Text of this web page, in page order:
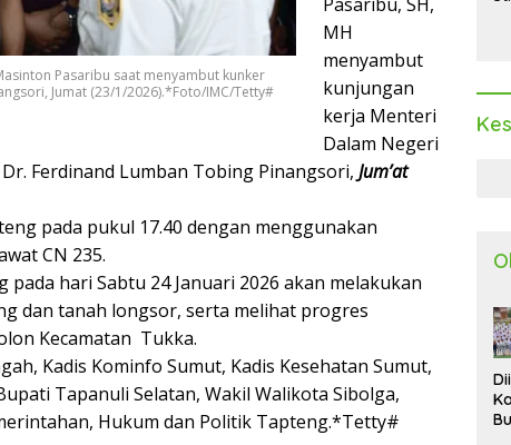
Pasaribu saat menyambut kunker
Jumat (23/1/2026).*Foto/IMC/Tetty#
MH
menyambut
kunjungan
kerja Menteri
Dalam Negeri
Ferdinand Lumban Tobing Pinangsori, Jum’at
pada pukul 17.40 dengan menggunakan
CN 235.
hari Sabtu 24 Januari 2026 akan melakukan
dan tanah longsor, serta melihat progres
Kecamatan Tukka.
Kadis Kominfo Sumut, Kadis Kesehatan Sumut,
Tapanuli Selatan, Wakil Walikota Sibolga,
Hukum dan Politik Tapteng.*Tetty#